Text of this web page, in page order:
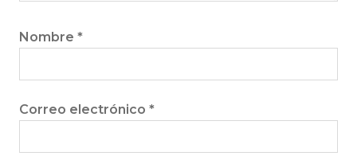
Nombre *
Correo electrónico *